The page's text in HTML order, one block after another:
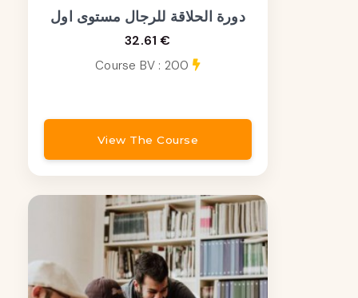
دورة الحلاقة للرجال مستوى اول
32.61 €
Course BV : 200
View The Course